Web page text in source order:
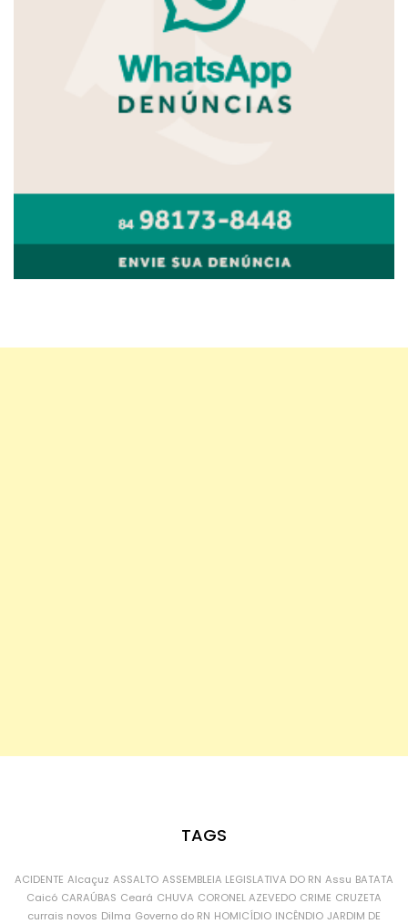
TAGS
ACIDENTE Alcaçuz ASSALTO ASSEMBLEIA LEGISLATIVA DO RN Assu BATATA
Caicó CARAÚBAS Ceará CHUVA CORONEL AZEVEDO CRIME CRUZETA
currais novos Dilma Governo do RN HOMICÍDIO INCÊNDIO JARDIM DE